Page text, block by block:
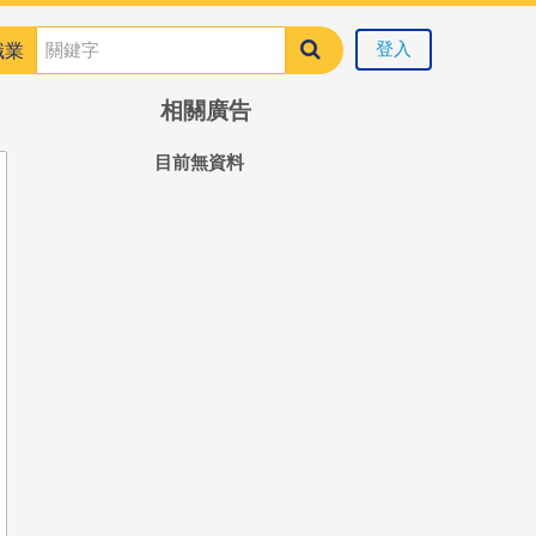
業 登入
相關廣告
目前無資料